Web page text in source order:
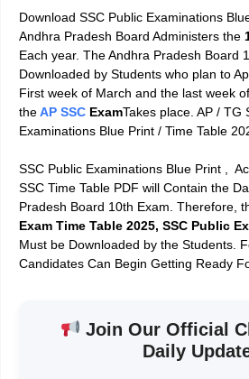
Download SSC Public Examinations
Andhra Pradesh Board Administers the
Each year. The Andhra Pradesh Board
Downloaded by Students who plan to
First week of March and the last week
theAP SSC ExamTakes place. AP / TG
Examinations Blue Print / Time Table
SSC Public Examinations Blue Print ,
SSC Time Table PDF will Contain the
Pradesh Board 10th Exam. Therefore,
Exam Time Table 2025, SSC Public
Must be Downloaded by the Students.
Candidates Can Begin Getting Ready
Join Our Official
Daily